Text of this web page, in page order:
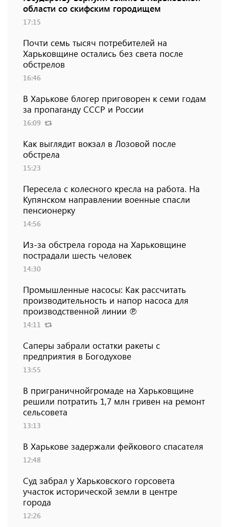
области со скифским городищем
17:15
Почти семь тысяч потребителей на
Харьковщине остались без света после
обстрелов
16:46
В Харькове блогер приговорен к семи годам
за пропаганду СССР и России
16:09
Как выглядит вокзал в Лозовой после
обстрела
15:23
Пересела с колесного кресла на работа. На
Купянском направлении военные спасли
пенсионерку
14:56
Из-за обстрела города на Харьковщине
пострадали шесть человек
14:30
Промышленные насосы: Как рассчитать
производительность и напор насоса для
производственной линии ℗
14:11
Саперы забрали остатки ракеты с
предприятия в Богодухове
13:55
В приграничнойгромаде на Харьковщине
решили потратить 1,7 млн ​​гривен на ремонт
сельсовета
13:13
В Харькове задержали фейкового спасателя
12:48
Суд забрал у Харьковского горсовета
участок исторической земли в центре
города
12:26